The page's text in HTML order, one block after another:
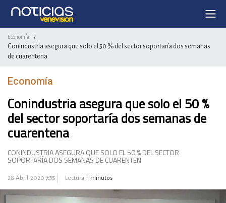
Economía /
Conindustria asegura que solo el 50 % del sector soportaría dos semanas
de cuarentena
Economía
Conindustria asegura que solo el 50 %
del sector soportaría dos semanas de
cuarentena
CONINDUSTRIA ASEGURA QUE SOLO EL 50 % DEL SECTOR
SOPORTARÍA DOS SEMANAS DE CUARENTEN
28-Abril-2020 7:35 Lectura: 1 minutos